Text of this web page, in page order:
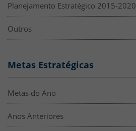
Planejamento Estratégico 2015-2020
Outros
Metas Estratégicas
Metas do Ano
Anos Anteriores